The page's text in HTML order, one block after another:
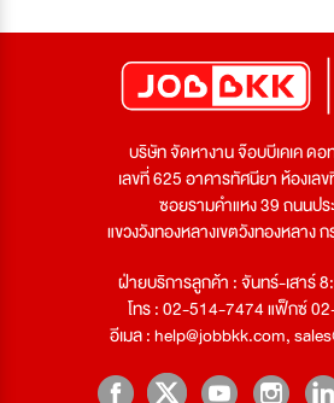
บริษัท จัดหางาน จ๊อบบีเคเค ด
เลขที่ 625 อาคารทัศนียา ห้องเล
ซอยรามคำแหง 39 ถนนป
แขวงวังทองหลางเขตวังทองหลาง
ฝ่ายบริการลูกค้า : จันทร์-เสาร์
โทร : 02-514-7474 แฟ็กซ์
อีเมล :help@jobbkk.com,